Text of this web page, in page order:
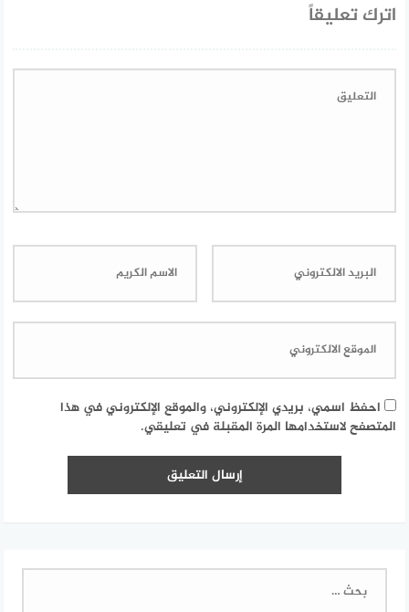
اترك تعليقاً
احفظ اسمي، بريدي الإلكتروني، والموقع الإلكتروني في هذا
المتصفح لاستخدامها المرة المقبلة في تعليقي.
البحث